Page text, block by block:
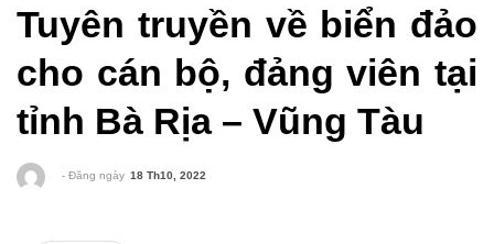
Tuyên truyền về biển đảo
cho cán bộ, đảng viên tại
tỉnh Bà Rịa – Vũng Tàu
- Đăng ngày 18 Th10, 2022